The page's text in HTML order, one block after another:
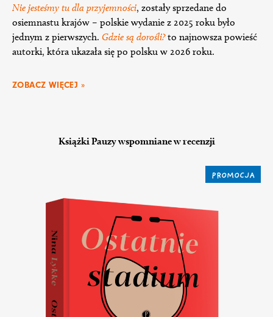
Nie jesteśmy tu dla przyjemności, zostały sprzedane do
osiemnastu krajów – polskie wydanie z 2025 roku było
jednym z pierwszych. Gdzie są dorośli? to najnowsza powieść
autorki, która ukazała się po polsku w 2026 roku.
ZOBACZ WIĘCEJ »
Książki Pauzy wspomniane w recenzji
PROMOCJA